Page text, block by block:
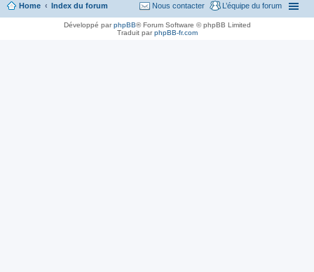
Home Index du forum L’équipe du forum
Nous contacter
Développé parphpBB® Forum Software © phpBB Limited
Traduit parphpBB-fr.com